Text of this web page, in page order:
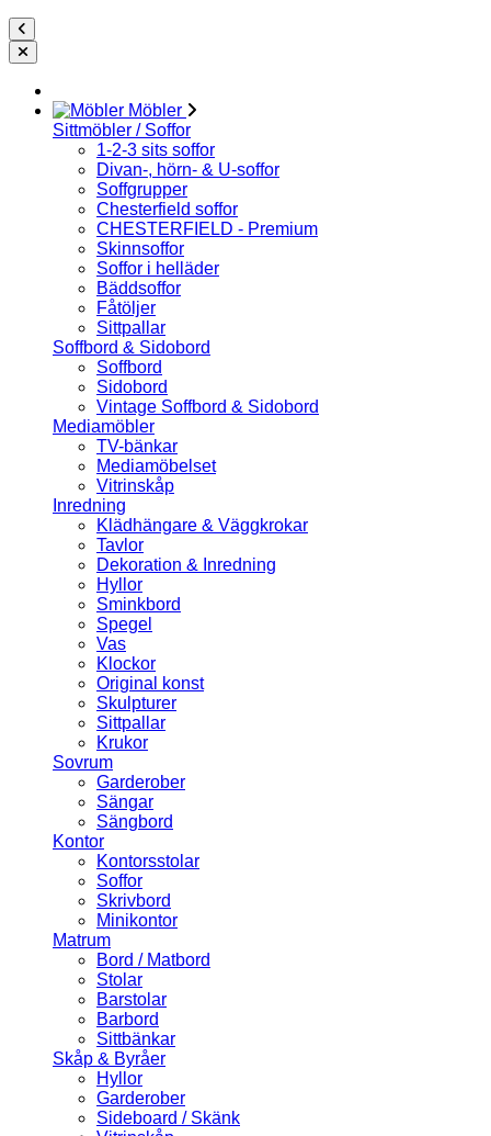
Möbler
Sittmöbler / Soffor
1-2-3 sits soffor
Divan-, hörn- & U-soffor
Soffgrupper
Chesterfield soffor
CHESTERFIELD - Premium
Skinnsoffor
Soffor i helläder
Bäddsoffor
Fåtöljer
Sittpallar
Soffbord & Sidobord
Soffbord
Sidobord
Vintage Soffbord & Sidobord
Mediamöbler
TV-bänkar
Mediamöbelset
Vitrinskåp
Inredning
Klädhängare & Väggkrokar
Tavlor
Dekoration & Inredning
Hyllor
Sminkbord
Spegel
Vas
Klockor
Original konst
Skulpturer
Sittpallar
Krukor
Sovrum
Garderober
Sängar
Sängbord
Kontor
Kontorsstolar
Soffor
Skrivbord
Minikontor
Matrum
Bord / Matbord
Stolar
Barstolar
Barbord
Sittbänkar
Skåp & Byråer
Hyllor
Garderober
Sideboard / Skänk